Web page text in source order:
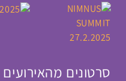
סרטונים